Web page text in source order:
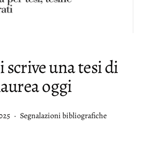
scrive una tesi di
oggi
Categorie:
Segnalazioni bibliografiche